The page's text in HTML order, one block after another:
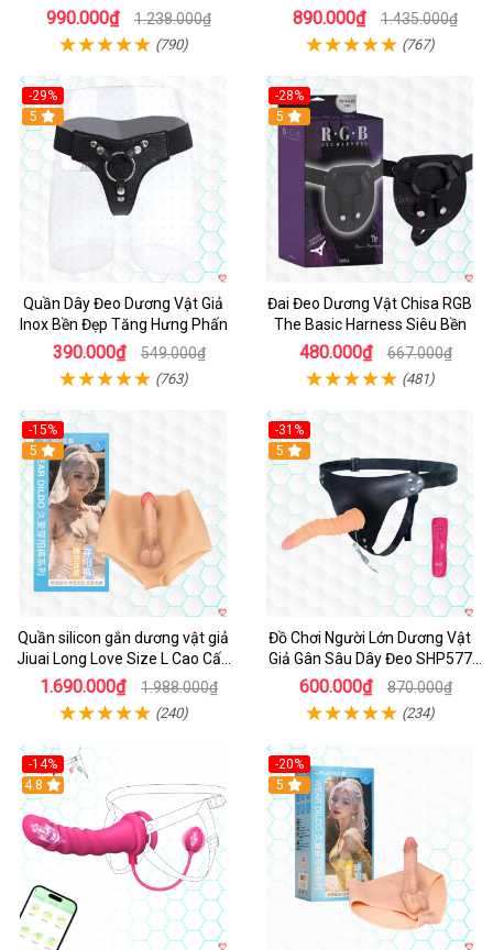
990.000₫ 1.238.000₫
(790)
890.000₫ 1.435.000₫
(767)
-29%
Hot
5
Quần Dây Đeo Dương Vật Giả
Inox Bền Đẹp Tăng Hưng Phấn
390.000₫ 549.000₫
(763)
-28%
Hot
5
Đai Đeo Dương Vật Chisa RGB
The Basic Harness Siêu Bền
480.000₫ 667.000₫
(481)
-15%
5
Quần silicon gắn dương vật giả
Jiuai Long Love Size L Cao Cấp
Sợi Dẻo Mềm Mại
1.690.000₫ 1.988.000₫
(240)
-31%
5
Đồ Chơi Người Lớn Dương Vật
Giả Gân Sâu Dây Đeo SHP577
Hấp Dẫn
600.000₫ 870.000₫
(234)
-14%
4.8
-20%
5